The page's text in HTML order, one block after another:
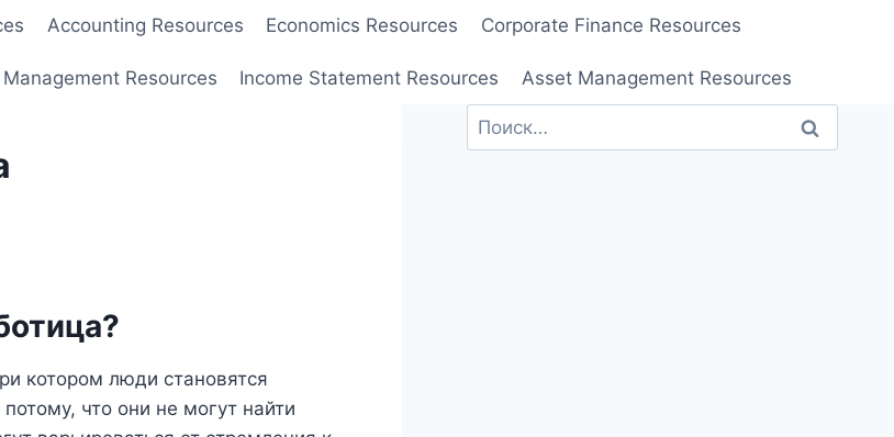
Accounting Resources Economics Resources Corporate Finance Resources
Management Resources Income Statement Resources Asset Management Resources
котором люди становятся
что они не могут найти
Найти: